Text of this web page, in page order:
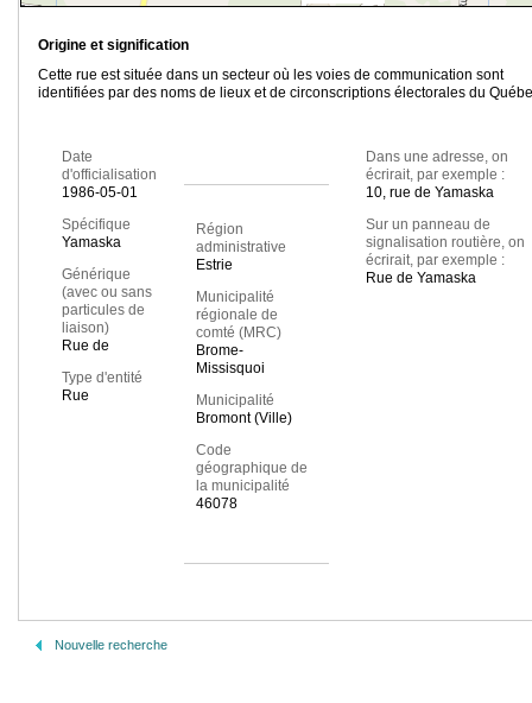
Origine et signification
Cette rue est située dans un secteur où les voies de communication sont
identifiées par des noms de lieux et de circonscriptions électorales du
Date
d'officialisation
1986-05-01
Spécifique
Yamaska
Générique
(avec ou sans
particules de
liaison)
Rue de
Type d'entité
Rue
Région
administrative
Estrie
Municipalité
régionale de
comté (MRC)
Brome-
Missisquoi
Municipalité
Bromont (Ville)
Code
géographique de
la municipalité
46078
Dans une adresse, on
écrirait, par exemple :
10, rue de Yamaska
Sur un panneau de
signalisation routière, on
écrirait, par exemple :
Rue de Yamaska
Nouvelle recherche